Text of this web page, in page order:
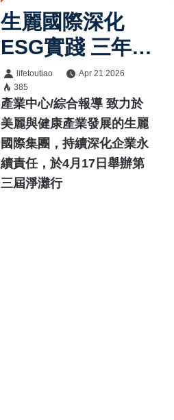
生麗國際深化
ESG實踐 三年淨
灘行動落實企業
責任
lifetoutiao
Apr 21 2026
385
產業中心/綜合報導 致力於
美麗與健康產業發展的生麗
國際集團，持續深化企業永
續責任，於4月17日舉辦第
三屆淨灘行